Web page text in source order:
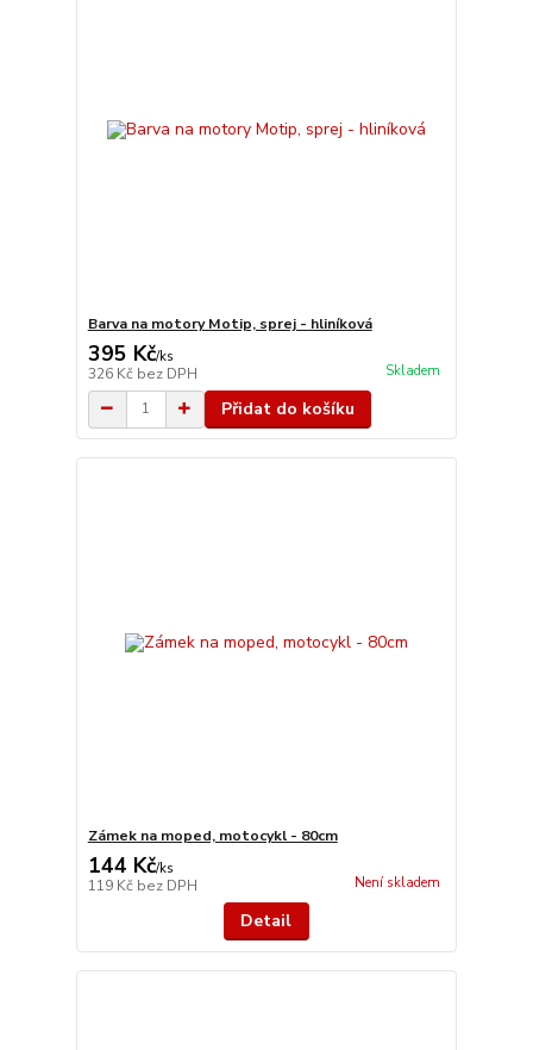
Barva na motory Motip, sprej - hliníková
395 Kč/ks
326 Kč bez DPH Skladem
Přidat do košíku
Zámek na moped, motocykl - 80cm
144 Kč/ks
119 Kč bez DPH Není skladem
Detail